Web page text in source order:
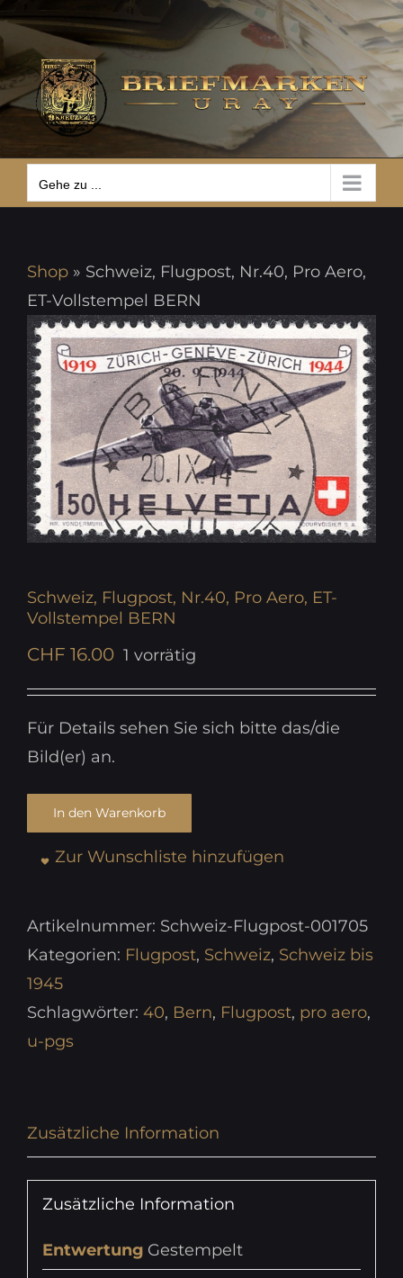
Zum
Inhalt
springen
Gehe zu ...
Gehe zu ...
Shop » Schweiz, Flugpost, Nr.40, Pro Aero,
ET-Vollstempel BERN
Schweiz, Flugpost, Nr.40, Pro Aero, ET-
Vollstempel BERN
CHF 16.00 1 vorrätig
Für Details sehen Sie sich bitte das/die
Bild(er) an.
In den Warenkorb
Zur Wunschliste hinzufügen
Artikelnummer: Schweiz-Flugpost-001705
Kategorien: Flugpost, Schweiz, Schweiz bis
1945
Schlagwörter: 40, Bern, Flugpost, pro aero,
u-pgs
Zusätzliche Information
Zusätzliche Information
Entwertung Gestempelt